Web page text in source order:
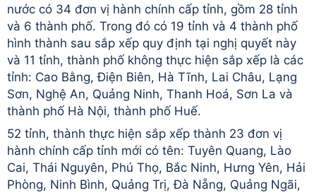
nước có 34 đơn vị hành chính cấp tỉnh, gồm 28 tỉnh
và 6 thành phố. Trong đó có 19 tỉnh và 4 thành phố
hình thành sau sắp xếp quy định tại nghị quyết này
và 11 tỉnh, thành phố không thực hiện sắp xếp là các
tỉnh: Cao Bằng, Điện Biên, Hà Tĩnh, Lai Châu, Lạng
Sơn, Nghệ An, Quảng Ninh, Thanh Hoá, Sơn La và
thành phố Hà Nội, thành phố Huế.
52 tỉnh, thành thực hiện sắp xếp thành 23 đơn vị
hành chính cấp tỉnh mới có tên: Tuyên Quang, Lào
Cai, Thái Nguyên, Phú Thọ, Bắc Ninh, Hưng Yên, Hải
Phòng, Ninh Bình, Quảng Trị, Đà Nẵng, Quảng Ngãi,